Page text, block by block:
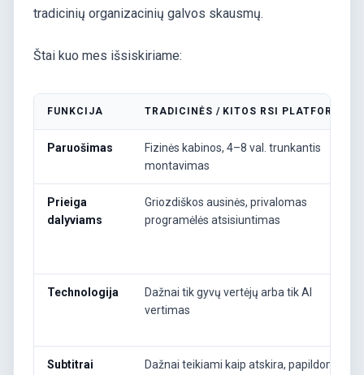
tradicinių organizacinių galvos skausmų.
Štai kuo mes išsiskiriame:
FUNKCIJA TRADICINĖS / KITOS RSI PLATFORMOS
Paruošimas
Fizinės kabinos, 4–8 val. trunkantis
montavimas
Prieiga
dalyviams
Griozdiškos ausinės, privalomas
programėlės atsisiuntimas
Technologija
Dažnai tik gyvų vertėjų arba tik AI
vertimas
Subtitrai
Dažnai teikiami kaip atskira, papildomai